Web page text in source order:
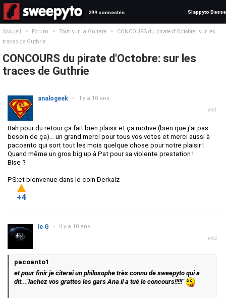
299 connectés Slappyto Basse
Accueil > Forum > Tout sur la Guitare >
CONCOURS du pirate d'Octobre: sur les
traces de Guthrie
CONCOURS du pirate d'Octobre: sur les
traces de Guthrie
#61
analogeek • il y a 10 ans
Bah pour du retour ça fait bien plaisir et ça motive (bien que j'ai pas
besoin de ça)... un grand merci pour tous vos votes et merci aussi à
pacoanto qui sort tout les mois quelque chose pour notre plaisir !
Quand même un gros big up à Pat pour sa violente prestation !
Bise ?
PS:et bienvenue dans le coin Derkaiz
+4
#62
le G • il y a 10 ans
pacoanto1
et pour finir je citerai un philosophe très connu de sweepyto qui a
dit..."lachez vos grattes les gars Ana il a tué le concours!!!!!"